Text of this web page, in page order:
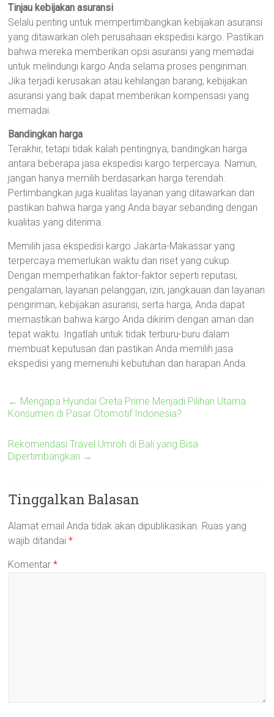
Tinjau kebijakan asuransi
Selalu penting untuk mempertimbangkan kebijakan asuransi
yang ditawarkan oleh perusahaan ekspedisi kargo. Pastikan
bahwa mereka memberikan opsi asuransi yang memadai
untuk melindungi kargo Anda selama proses pengiriman.
Jika terjadi kerusakan atau kehilangan barang, kebijakan
asuransi yang baik dapat memberikan kompensasi yang
memadai.
Bandingkan harga
Terakhir, tetapi tidak kalah pentingnya, bandingkan harga
antara beberapa jasa ekspedisi kargo terpercaya. Namun,
jangan hanya memilih berdasarkan harga terendah.
Pertimbangkan juga kualitas layanan yang ditawarkan dan
pastikan bahwa harga yang Anda bayar sebanding dengan
kualitas yang diterima.
Memilih jasa ekspedisi kargo Jakarta-Makassar yang
terpercaya memerlukan waktu dan riset yang cukup.
Dengan memperhatikan faktor-faktor seperti reputasi,
pengalaman, layanan pelanggan, izin, jangkauan dan layanan
pengiriman, kebijakan asuransi, serta harga, Anda dapat
memastikan bahwa kargo Anda dikirim dengan aman dan
tepat waktu. Ingatlah untuk tidak terburu-buru dalam
membuat keputusan dan pastikan Anda memilih jasa
ekspedisi yang memenuhi kebutuhan dan harapan Anda.
← Mengapa Hyundai Creta Prime Menjadi Pilihan Utama
Konsumen di Pasar Otomotif Indonesia?
Rekomendasi Travel Umroh di Bali yang Bisa
Dipertimbangkan →
Tinggalkan Balasan
Alamat email Anda tidak akan dipublikasikan. Ruas yang
wajib ditandai*
Komentar*